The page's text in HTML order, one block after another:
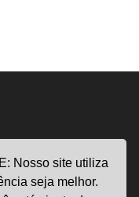
Nosso site utiliza
seja melhor.